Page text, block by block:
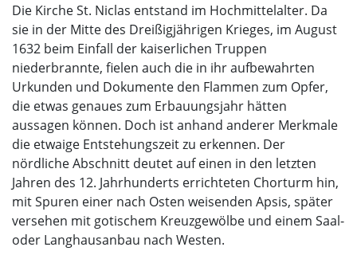
Die Kirche St. Niclas entstand im Hochmittelalter. Da
sie in der Mitte des Dreißigjährigen Krieges, im August
1632 beim Einfall der kaiserlichen Truppen
niederbrannte, fielen auch die in ihr aufbewahrten
Urkunden und Dokumente den Flammen zum Opfer,
die etwas genaues zum Erbauungsjahr hätten
aussagen können. Doch ist anhand anderer Merkmale
die etwaige Entstehungszeit zu erkennen. Der
nördliche Abschnitt deutet auf einen in den letzten
Jahren des 12. Jahrhunderts errichteten Chorturm hin,
mit Spuren einer nach Osten weisenden Apsis, später
versehen mit gotischem Kreuzgewölbe und einem Saal-
oder Langhausanbau nach Westen.